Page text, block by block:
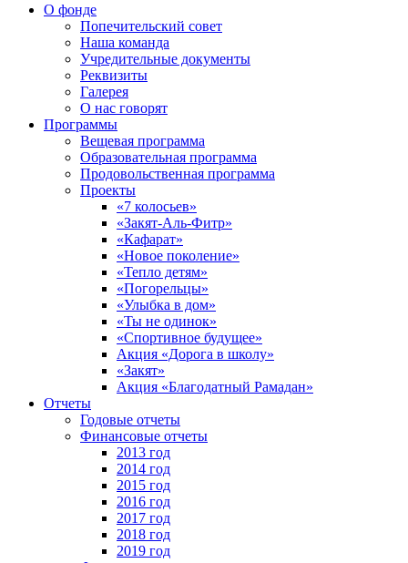
О фонде
Попечительский совет
Наша команда
Учредительные документы
Реквизиты
Галерея
О нас говорят
Программы
Вещевая программа
Образовательная программа
Продовольственная программа
Проекты
«7 колосьев»
«Закят-Аль-Фитр»
«Кафарат»
«Новое поколение»
«Тепло детям»
«Погорельцы»
«Улыбка в дом»
«Ты не одинок»
«Спортивное будущее»
Акция «Дорога в школу»
«Закят»
Акция «Благодатный Рамадан»
Отчеты
Годовые отчеты
Финансовые отчеты
2013 год
2014 год
2015 год
2016 год
2017 год
2018 год
2019 год